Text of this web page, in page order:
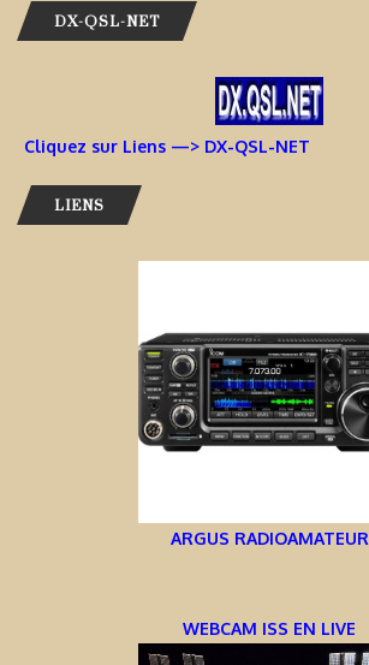
DX-QSL-NET
Cliquez sur Liens —> DX-QSL-NET
LIENS
ARGUS RADIOAMATEUR
WEBCAM ISS EN LIVE